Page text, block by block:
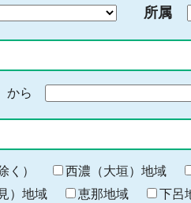
所属
から
終
わ
り
く） 西濃（大垣）地域
）地域 恵那地域 下呂